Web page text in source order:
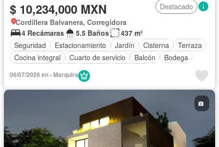
$ 10,234,000 MXN
Destacado
Cordillera Balvanera, Corregidora
4 Recámaras
5.5 Baños
437 m²
Seguridad
Estacionamiento Jardín Cisterna
Terraza
Cocina integral
Cuarto de servicio Balcón
Bodega
Asador
Caseta de vigilancia
06/07/2026 en - Marquira